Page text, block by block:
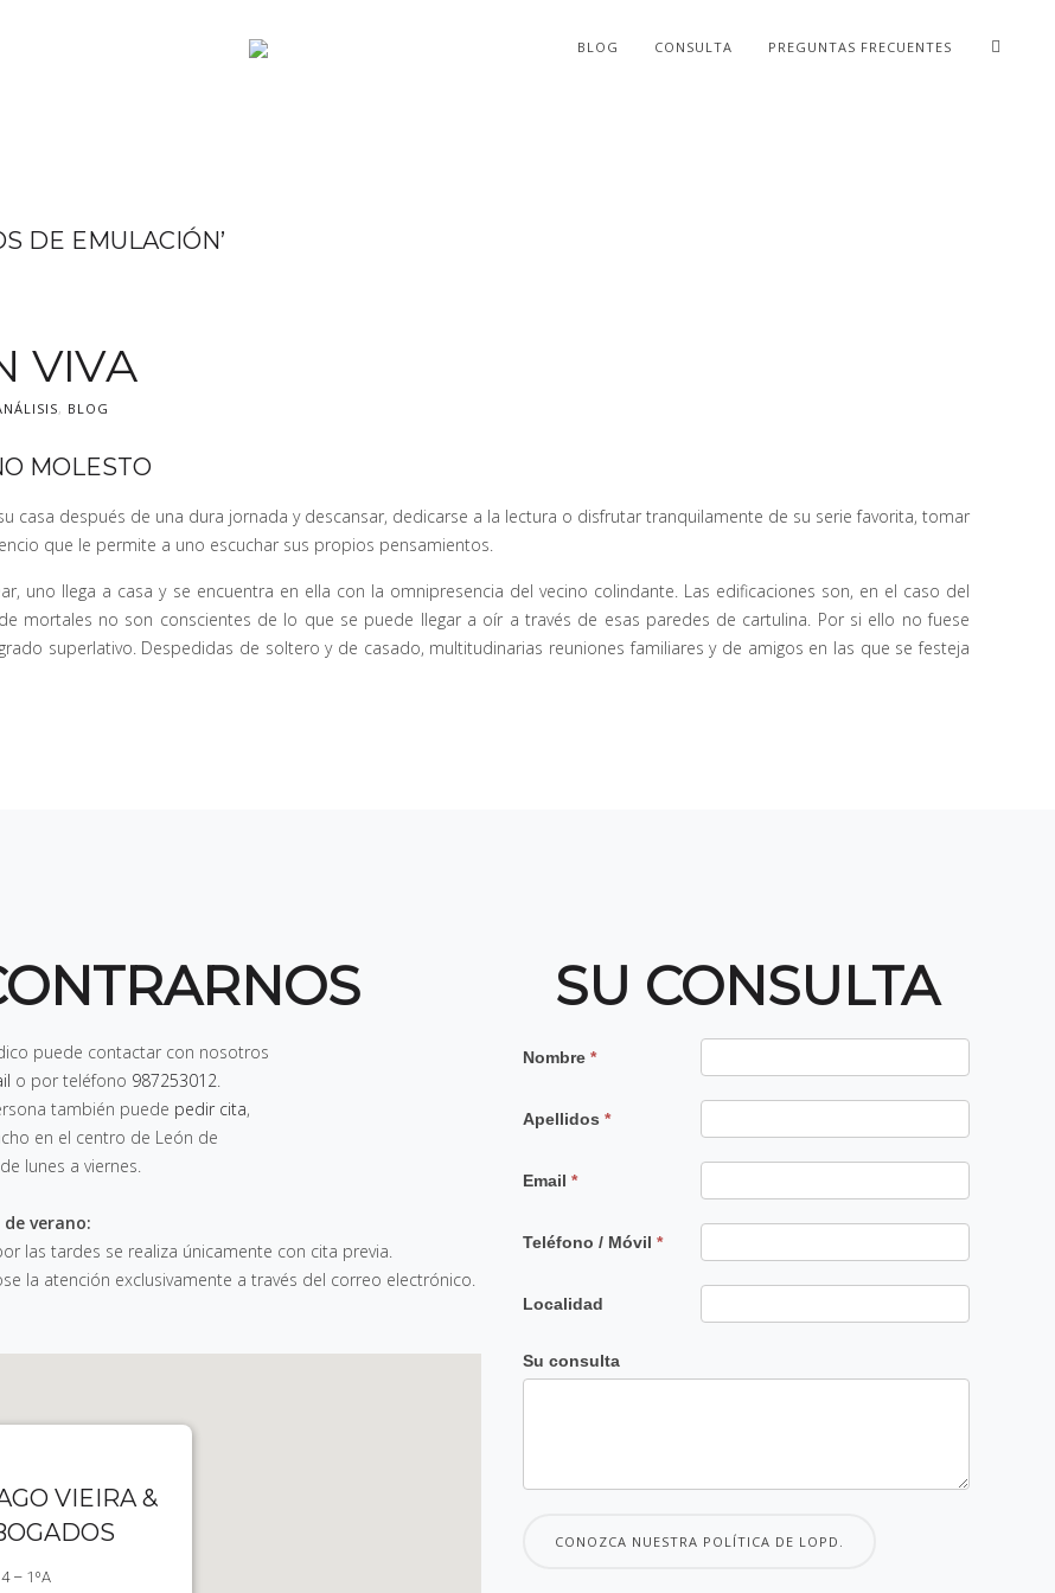
BLOG CONSULTA PREGUNTAS FRECUENTES
DE EMULACIÓN’
VIVA
, BLOG
MOLESTO
casa después de una dura jornada y descansar, dedicarse a la lectura o disfrutar tranquilamente de su serie favorita, tomar
que le permite a uno escuchar sus propios pensamientos.
uno llega a casa y se encuentra en ella con la omnipresencia del vecino colindante. Las edificaciones son, en el caso del
mortales no son conscientes de lo que se puede llegar a oír a través de esas paredes de cartulina. Por si ello no fuese
superlativo. Despedidas de soltero y de casado, multitudinarias reuniones familiares y de amigos en las que se festeja
puede contactar con nosotros
o por teléfono 987253012.
también puede pedir cita,
en el centro de León de
lunes a viernes.
verano:
las tardes se realiza únicamente con cita previa.
la atención exclusivamente a través del correo electrónico.
VIEIRA &
– 1ºA
SU CONSULTA
Contacto
Nombre*
Apellidos*
Email*
Teléfono / Móvil*
Localidad
Su consulta
CONOZCA NUESTRA POLÍTICA DE LOPD.